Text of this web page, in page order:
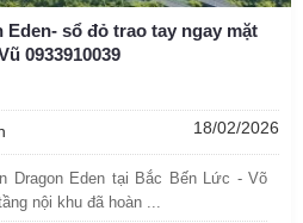
Eden- sổ đỏ trao tay ngay mặt
0933910039
18/02/2026
Dragon Eden tại Bắc Bến Lức - Võ
nội khu đã hoàn ...